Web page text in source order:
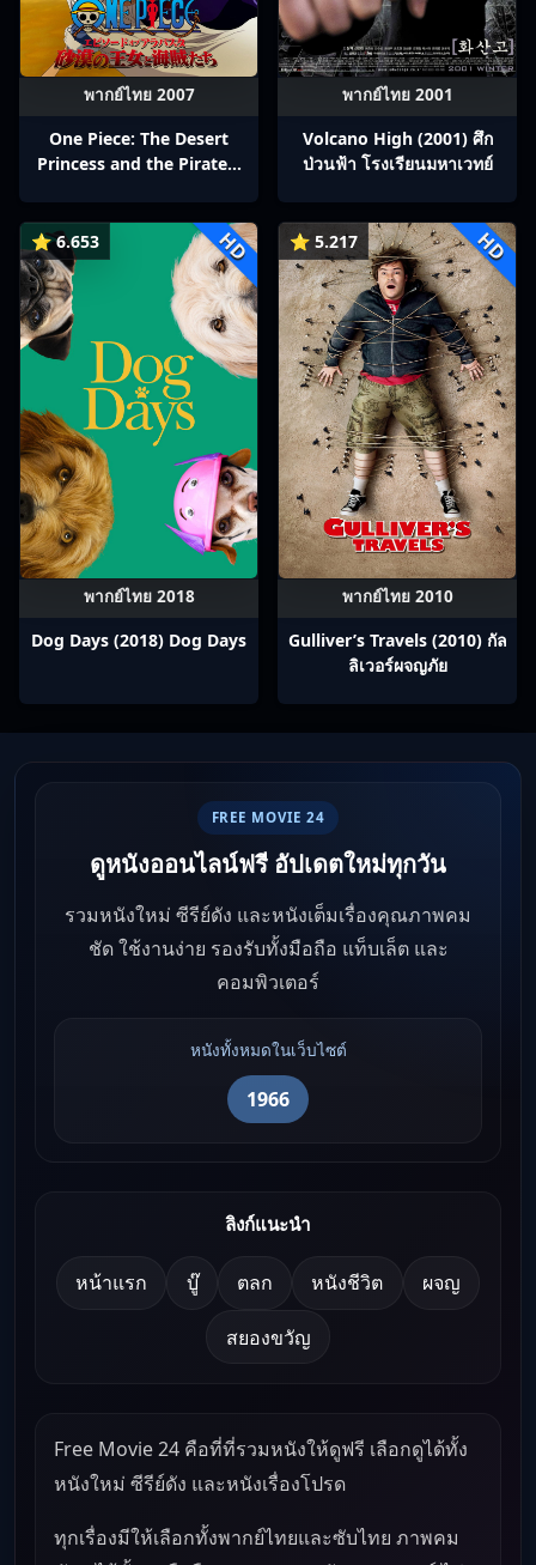
พากย์ไทย 2007
One Piece: The Desert
Princess and the Pirates:
เจ้าหญิงแห่งทะเลทรายและ
โจรสลัด
พากย์ไทย 2001
Volcano High (2001) ศึก
ป่วนฟ้า โรงเรียนมหาเวทย์
⭐ 6.653 HD
พากย์ไทย 2018
Dog Days (2018) Dog Days
⭐ 5.217 HD
พากย์ไทย 2010
Gulliver’s Travels (2010) กัล
ลิเวอร์ผจญภัย
FREE MOVIE 24
ดูหนังออนไลน์ฟรี อัปเดตใหม่ทุกวัน
รวมหนังใหม่ ซีรีย์ดัง และหนังเต็มเรื่องคุณภาพคม
ชัด ใช้งานง่าย รองรับทั้งมือถือ แท็บเล็ต และ
คอมพิวเตอร์
หนังทั้งหมดในเว็บไซต์
1966
ลิงก์แนะนำ
หน้าแรก บู๊ ตลก หนังชีวิต ผจญ
สยองขวัญ
Free Movie 24 คือที่ที่รวมหนังให้ดูฟรี เลือกดูได้ทั้ง
หนังใหม่ ซีรีย์ดัง และหนังเรื่องโปรด
ทุกเรื่องมีให้เลือกทั้งพากย์ไทยและซับไทย ภาพคม